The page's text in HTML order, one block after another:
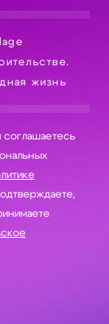
жизнь
соглашаетесь